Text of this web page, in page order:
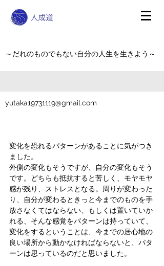
～だれのものでもない自分の人生を生きよう～
yutaka19731119@gmail.com
変化を恐れるパターンがあることに気がつき
ました。
外側の変化もそうですが、自分の変化もそう
です。どちらも抵抗すると苦しく、モヤモヤ
感が残り、ストレスとなる。周りが変わった
り、自分が変わるときっと今までのものを手
放さなくてはならない、もしくは置いていか
れる、そんな感覚をパターンは持っていて、
変化をするということは、今までの居心地の
良い場所から動かなければならないと、パタ
ーンは思っているのだと思いました。